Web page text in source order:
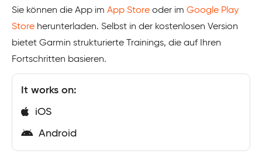
Sie können die App im App Store oder im Google Play
Store herunterladen. Selbst in der kostenlosen Version
bietet Garmin strukturierte Trainings, die auf Ihren
Fortschritten basieren.
It works on:
iOS
Android